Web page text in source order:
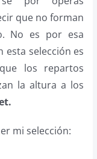
que no forman
No es por esa
esta selección es
los repartos
la altura a los
mi selección: